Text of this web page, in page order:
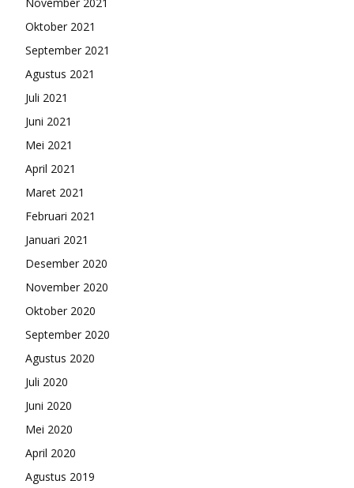
Oktober 2021
September 2021
Agustus 2021
Juli 2021
Juni 2021
Mei 2021
April 2021
Maret 2021
Februari 2021
Januari 2021
Desember 2020
November 2020
Oktober 2020
September 2020
Agustus 2020
Juli 2020
Juni 2020
Mei 2020
April 2020
Agustus 2019